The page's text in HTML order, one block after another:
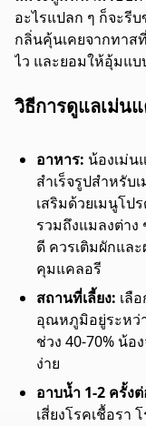
อะไรแปลก ๆ ก็จะรี
กลิ่นคุ้นเคยจากทาส
ไว และยอมให้อุ้มแบ
วิธีการดูแลเม่น
อาหาร: น้องเม่น
สำเร็จรูปสำหรับ
เสริมด้วยเมนูโป
รวมถึงแมลงต่าง
ดี ควรเติมผักแล
คุมแคลอรี
สถานที่เลี้ยง: เลื
อุณหภูมิอยู่ระหว่
ช่วง 40-70% น้อ
ง่าย
อาบน้ำ 1-2 ครั้ง
เสี่ยงโรคเชื้อรา